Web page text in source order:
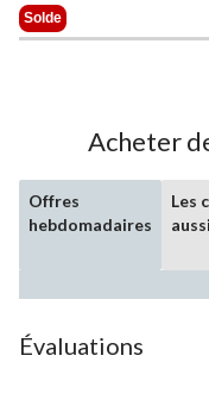
269,99 $
Solde
Acheter
Offres
hebdomadaires
Les
Évaluations